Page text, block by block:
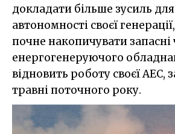
докладати більше зусиль
автономності своєї
почне накопичувати запасні
енергогенеруючого
відновить роботу своєї АЕС,
травні поточного року.